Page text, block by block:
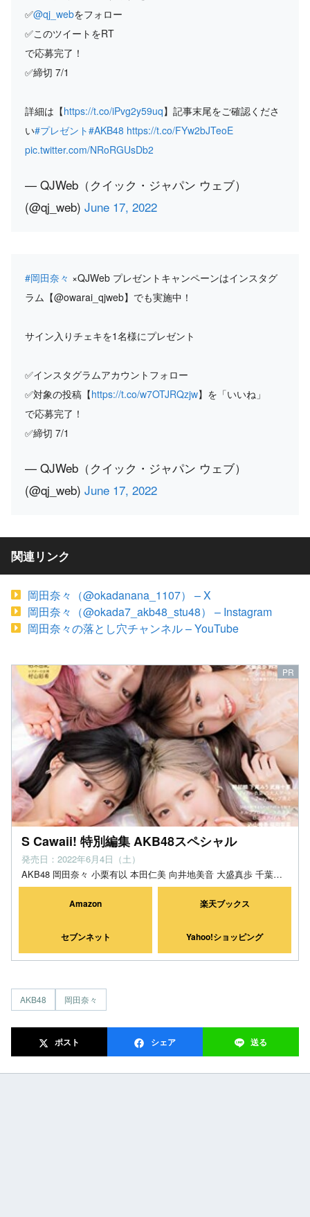
✅@qj_webをフォロー
✅このツイートをRT
で応募完了！
✅締切 7/1
詳細は【https://t.co/iPvg2y59uq】記事末尾をご確認くださ
い#プレゼント#AKB48 https://t.co/FYw2bJTeoE
pic.twitter.com/NRoRGUsDb2
— QJWeb（クイック・ジャパン ウェブ）
(@qj_web) June 17, 2022
#岡田奈々 ×QJWeb プレゼントキャンペーンはインスタグ
ラム【@owarai_qjweb】でも実施中！
サイン入りチェキを1名様にプレゼント
✅インスタグラムアカウントフォロー
✅対象の投稿【https://t.co/w7OTJRQzjw】を「いいね」
で応募完了！
✅締切 7/1
— QJWeb（クイック・ジャパン ウェブ）
(@qj_web) June 17, 2022
関連リンク
岡田奈々（@okadanana_1107） – X
岡田奈々（@okada7_akb48_stu48） – Instagram
岡田奈々の落とし穴チャンネル – YouTube
S Cawaii! 特別編集 AKB48スペシャル
発売日：2022年6月4日（土）
AKB48 岡田奈々 小栗有以 本田仁美 向井地美音 大盛真歩 千葉恵里 徳永羚海
Amazon 楽天ブックス
セブンネット Yahoo!ショッピング
AKB48 岡田奈々
ポスト シェア 送る